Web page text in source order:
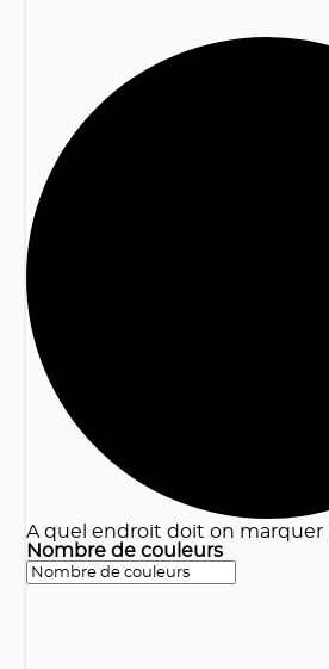
A quel endroit doit on marquer
Nombre de couleurs